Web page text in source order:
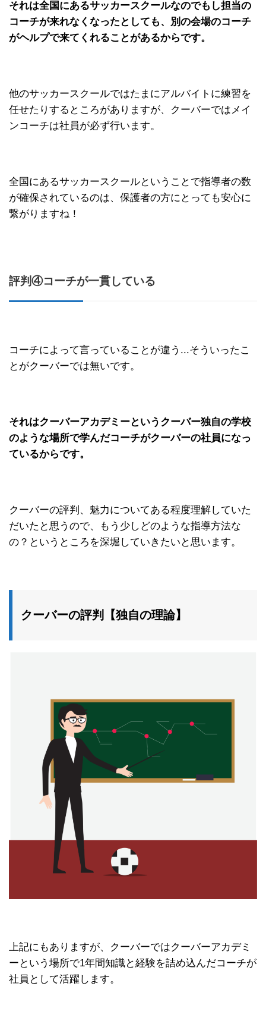
それは全国にあるサッカースクールなのでもし担当の
コーチが来れなくなったとしても、別の会場のコーチ
がヘルプで来てくれることがあるからです。
他のサッカースクールではたまにアルバイトに練習を
任せたりするところがありますが、クーバーではメイ
ンコーチは社員が必ず行います。
全国にあるサッカースクールということで指導者の数
が確保されているのは、保護者の方にとっても安心に
繋がりますね！
評判④コーチが一貫している
コーチによって言っていることが違う...そういったこ
とがクーバーでは無いです。
それはクーバーアカデミーというクーバー独自の学校
のような場所で学んだコーチがクーバーの社員になっ
ているからです。
クーバーの評判、魅力についてある程度理解していた
だいたと思うので、もう少しどのような指導方法な
の？というところを深堀していきたいと思います。
クーバーの評判【独自の理論】
上記にもありますが、クーバーではクーバーアカデミ
ーという場所で1年間知識と経験を詰め込んだコーチが
社員として活躍します。